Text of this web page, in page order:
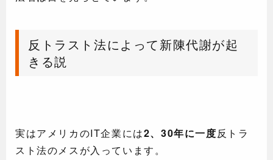
反トラスト法によって新陳代謝が起
きる説
実はアメリカのIT企業には2、30年に一度反トラ
スト法のメスが入っています。